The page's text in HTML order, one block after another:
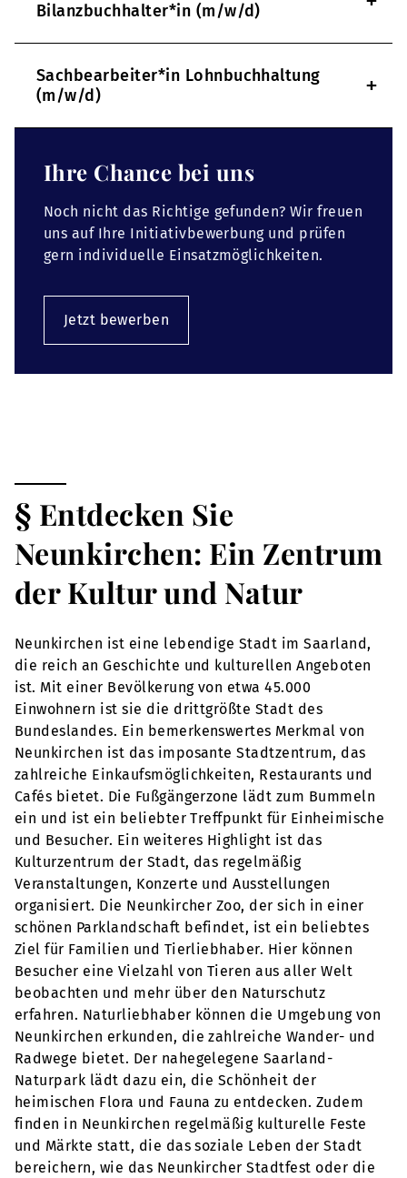
Bilanzbuchhalter*in (m/w/d)
Sachbearbeiter*in Lohnbuchhaltung
(m/w/d)
+
Ihre Chance bei uns
Noch nicht das Richtige gefunden? Wir freuen
uns auf Ihre Initiativbewerbung und prüfen
gern individuelle Einsatzmöglichkeiten.
Jetzt bewerben
§ Entdecken Sie
Neunkirchen: Ein Zentrum
der Kultur und Natur
Neunkirchen ist eine lebendige Stadt im Saarland,
die reich an Geschichte und kulturellen Angeboten
ist. Mit einer Bevölkerung von etwa 45.000
Einwohnern ist sie die drittgrößte Stadt des
Bundeslandes. Ein bemerkenswertes Merkmal von
Neunkirchen ist das imposante Stadtzentrum, das
zahlreiche Einkaufsmöglichkeiten, Restaurants und
Cafés bietet. Die Fußgängerzone lädt zum Bummeln
ein und ist ein beliebter Treffpunkt für Einheimische
und Besucher. Ein weiteres Highlight ist das
Kulturzentrum der Stadt, das regelmäßig
Veranstaltungen, Konzerte und Ausstellungen
organisiert. Die Neunkircher Zoo, der sich in einer
schönen Parklandschaft befindet, ist ein beliebtes
Ziel für Familien und Tierliebhaber. Hier können
Besucher eine Vielzahl von Tieren aus aller Welt
beobachten und mehr über den Naturschutz
erfahren. Naturliebhaber können die Umgebung von
Neunkirchen erkunden, die zahlreiche Wander- und
Radwege bietet. Der nahegelegene Saarland-
Naturpark lädt dazu ein, die Schönheit der
heimischen Flora und Fauna zu entdecken. Zudem
finden in Neunkirchen regelmäßig kulturelle Feste
und Märkte statt, die das soziale Leben der Stadt
bereichern, wie das Neunkircher Stadtfest oder die